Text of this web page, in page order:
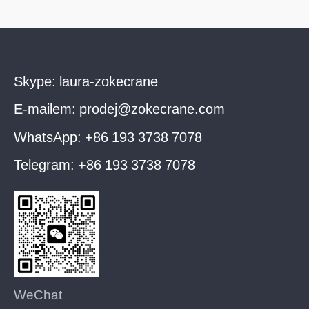
Skype: laura-zokecrane
E-mailem: prodej@zokecrane.com
WhatsApp: +86 193 3738 7078
Telegram: +86 193 3738 7078
WeChat